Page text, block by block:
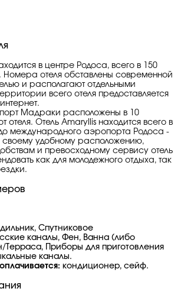
в центре Родоса, всего в 150
Номера отеля обставлены современной
и располагают отдельными
всего отеля предоставляется
Мадраки расположены в 10
отеля. Отель Amaryllis находится всего в
до международного аэропорта Родоса -
своему удобному расположению,
и превосходному сервису отель
как для молодежного отдыха, так
Спутниковое
каналы, Фен, Ванна (либо
Терраса, Приборы для приготовления
каналы.
кондиционер, сейф.